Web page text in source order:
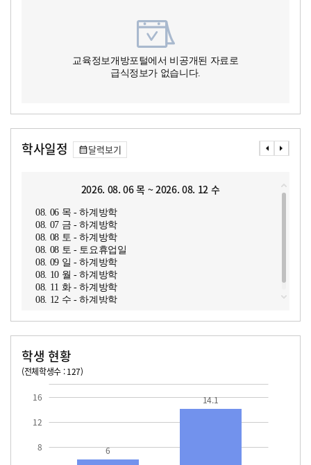
교육정보개방포털에서 비공개된 자료로
급식정보가 없습니다.
학사일정 달력보기
2026. 08. 06 목 ~ 2026. 08. 12 수
08. 06 목 - 하계방학
08. 07 금 - 하계방학
08. 08 토 - 하계방학
08. 08 토 - 토요휴업일
08. 09 일 - 하계방학
08. 10 월 - 하계방학
08. 11 화 - 하계방학
08. 12 수 - 하계방학
학생 현황
(전체학생수 : 127)
8
12
16
6
14.1